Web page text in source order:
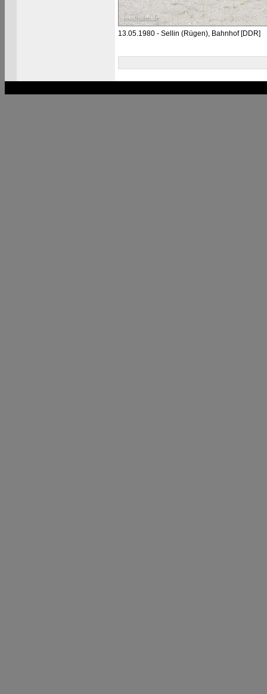
13.05.1980 - Sellin (Rügen), Bahnhof [DDR]